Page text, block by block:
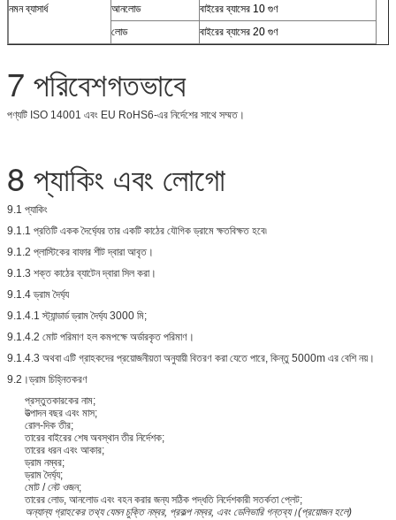
নমন ব্যাসার্ধ
আনলোড
বাইরের ব্যাসের 10 গুণ
লোড
বাইরের ব্যাসের 20 গুণ
7 পরিবেশগতভাবে
পণ্যটি ISO 14001 এবং EU RoHS6-এর নির্দেশের সাথে সম্মত।
8 প্যাকিং এবং লোগো
9.1 প্যাকিং
9.1.1 প্রতিটি একক দৈর্ঘ্যের তার একটি কাঠের যৌগিক ড্রামে ক্ষতবিক্ষত হবে৷
9.1.2 প্লাস্টিকের বাফার শীট দ্বারা আবৃত।
9.1.3 শক্ত কাঠের ব্যাটেন দ্বারা সিল করা।
9.1.4 ড্রাম দৈর্ঘ্য
9.1.4.1 স্ট্যান্ডার্ড ড্রাম দৈর্ঘ্য 3000 মি;
9.1.4.2 মোট পরিমাণ হল কমপক্ষে অর্ডারকৃত পরিমাণ।
9.1.4.3 অথবা এটি গ্রাহকদের প্রয়োজনীয়তা অনুযায়ী বিতরণ করা যেতে পারে, কিন্তু 5000m এর বেশি নয়।
9.2।ড্রাম চিহ্নিতকরণ
প্রস্তুতকারকের নাম;
উত্পাদন বছর এবং মাস;
রোল-দিক তীর;
তারের বাইরের শেষ অবস্থান তীর নির্দেশক;
তারের ধরন এবং আকার;
ড্রাম নম্বর;
ড্রাম দৈর্ঘ্য;
মোট / নেট ওজন;
তারের লোড, আনলোড এবং বহন করার জন্য সঠিক পদ্ধতি নির্দেশকারী সতর্কতা প্লেট;
অন্যান্য গ্রাহকের তথ্য যেমন চুক্তি নম্বর, প্রকল্প নম্বর, এবং ডেলিভারি গন্তব্য।(প্রয়োজন হলে)